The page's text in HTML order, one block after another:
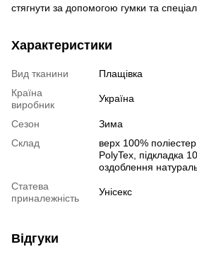
стягнути за допомогою гумки та
Характеристики
Вид тканини
Плащівка
Країна
виробник
Україна
Сезон
Зима
Склад
верх 100%
PolyTex, підкладка
оздоблення
Статева
приналежність
Унісекс
Відгуки